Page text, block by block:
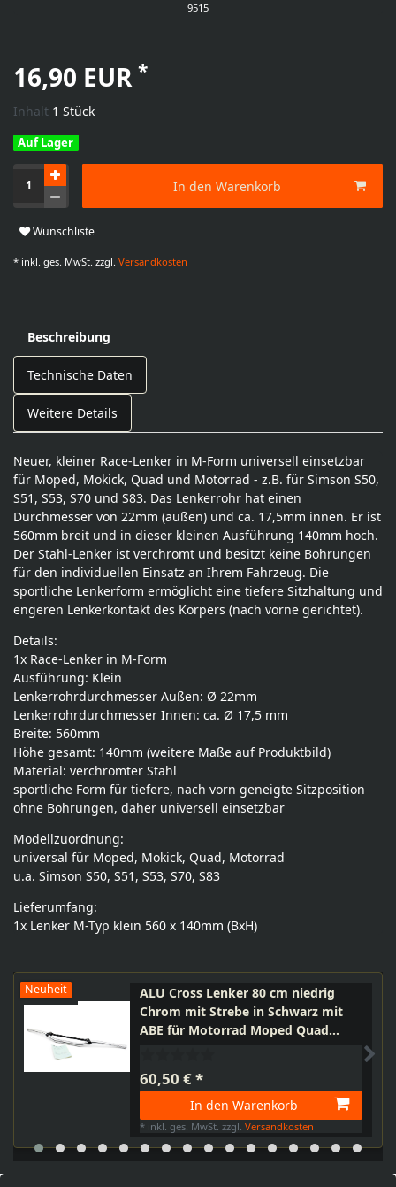
9515
16,90 EUR *
Inhalt 1 Stück
Auf Lager
In den Warenkorb
Wunschliste
* inkl. ges. MwSt. zzgl. Versandkosten
Beschreibung
Technische Daten
Weitere Details
Neuer, kleiner Race-Lenker in M-Form universell einsetzbar
für Moped, Mokick, Quad und Motorrad - z.B. für Simson S50,
S51, S53, S70 und S83. Das Lenkerrohr hat einen
Durchmesser von 22mm (außen) und ca. 17,5mm innen. Er ist
560mm breit und in dieser kleinen Ausführung 140mm hoch.
Der Stahl-Lenker ist verchromt und besitzt keine Bohrungen
für den individuellen Einsatz an Ihrem Fahrzeug. Die
sportliche Lenkerform ermöglicht eine tiefere Sitzhaltung und
engeren Lenkerkontakt des Körpers (nach vorne gerichtet).
Details:
1x Race-Lenker in M-Form
Ausführung: Klein
Lenkerrohrdurchmesser Außen: Ø 22mm
Lenkerrohrdurchmesser Innen: ca. Ø 17,5 mm
Breite: 560mm
Höhe gesamt: 140mm (weitere Maße auf Produktbild)
Material: verchromter Stahl
sportliche Form für tiefere, nach vorn geneigte Sitzposition
ohne Bohrungen, daher universell einsetzbar
Modellzuordnung:
universal für Moped, Mokick, Quad, Motorrad
u.a. Simson S50, S51, S53, S70, S83
Lieferumfang:
1x Lenker M-Typ klein 560 x 140mm (BxH)
Neuheit
ALU Cross Lenker 80 cm niedrig
Chrom mit Strebe in Schwarz mit
ABE für Motorrad Moped Quad
60,50 € *
In den Warenkorb
* inkl. ges. MwSt. zzgl.Versandkosten